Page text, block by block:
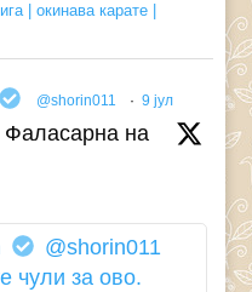
| окинава карате |
@shorin011 · 9 јул
Фаласарна на
@shorin011
чули за ово.